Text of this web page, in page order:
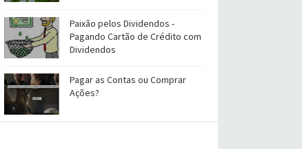
Paixão pelos Dividendos -
Pagando Cartão de Crédito com
Dividendos
Pagar as Contas ou Comprar
Ações?